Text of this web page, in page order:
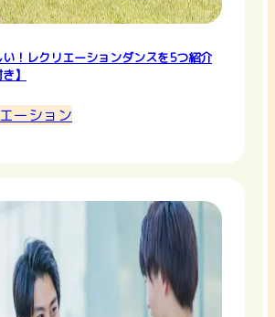
！レクリエーションダンスを5つ紹介
】
ーション